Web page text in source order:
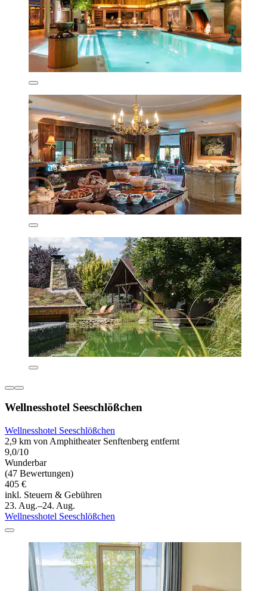
Wellnesshotel Seeschlößchen
Wellnesshotel Seeschlößchen
2,9 km von Amphitheater Senftenberg entfernt
9,0/10
Wunderbar
(47 Bewertungen)
405 €
inkl. Steuern & Gebühren
23. Aug.–24. Aug.
Wellnesshotel Seeschlößchen